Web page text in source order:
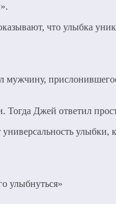
что улыбка
Джей ответил
улыбнуться»